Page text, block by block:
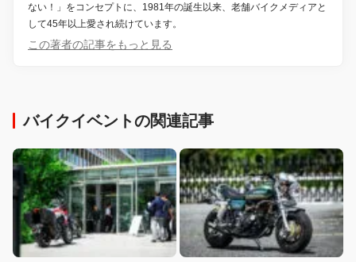
ない！」をコンセプトに、1981年の誕生以来、老舗バイクメディアと
して45年以上愛され続けています。
この著者の記事をもっと見る
バイクイベントの関連記事